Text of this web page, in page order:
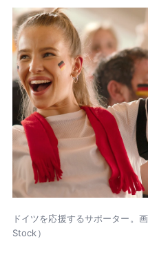
ドイツを応援するサポーター。
Stock）